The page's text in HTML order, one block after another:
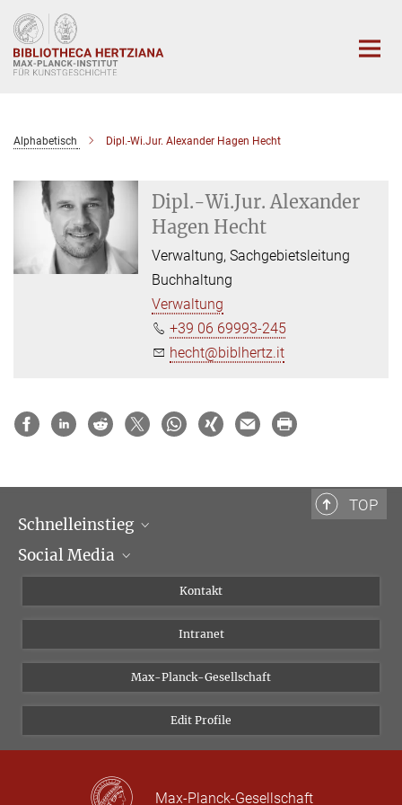
Hauptinhalt
Alphabetisch Dipl.-Wi.Jur. Alexander Hagen Hecht
Dipl.-Wi.Jur. Alexander
Hagen Hecht
Verwaltung, Sachgebietsleitung
Buchhaltung
Verwaltung
+39 06 69993-245
hecht@biblhertz.it
TOP
Schnelleinstieg
Wissenschaftliche Abteilungen
Social Media
Bluesky
Vimeo
Newsletter
Kontakt
Intranet
Max-Planck-Gesellschaft
Edit Profile
Max-Planck-Gesellschaft